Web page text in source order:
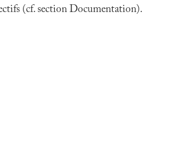
(cf. section Documentation).